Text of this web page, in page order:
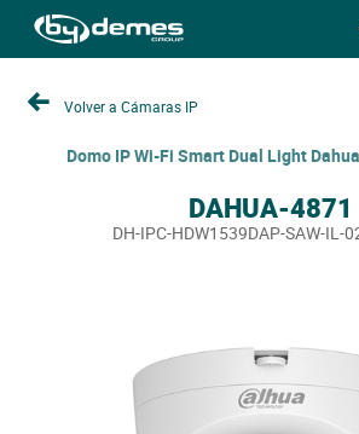
Volver a Cámaras IP
Domo IP Wi-Fi Smart Dual Light
DAHUA-4871
DH-IPC-HDW1539DAP-SAW-IL-